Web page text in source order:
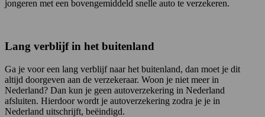
jongeren met een bovengemiddeld snelle auto te verzekeren.
Lang verblijf in het buitenland
Ga je voor een lang verblijf naar het buitenland, dan moet je dit
altijd doorgeven aan de verzekeraar. Woon je niet meer in
Nederland? Dan kun je geen autoverzekering in Nederland
afsluiten. Hierdoor wordt je autoverzekering zodra je je in
Nederland uitschrijft, beëindigd.